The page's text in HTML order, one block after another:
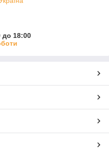
до 18:00